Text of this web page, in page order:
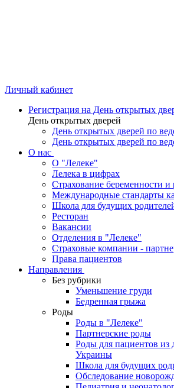
Личный кабинет
Регистрация на День открытых
День открытых дверей
День открытых дверей по
День открытых дверей по
О нас
О "Лелеке"
Лелека в цифрах
Страхование беременности и
Международные стандарты
Школа для будущих
Ресторан
Вакансии
Отделения в "Лелеке"
Страховые компании -
Права пациентов
Направления
Без рубрики
Уменьшение груди
Бедренная грыжа
Роды
Роды в "Лелеке"
Партнерские роды
Роды для пациентов из
Украины
Школа для будущих
Обследование